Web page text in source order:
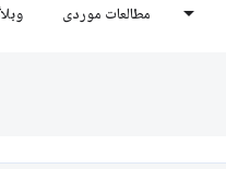
مطالعات موردی